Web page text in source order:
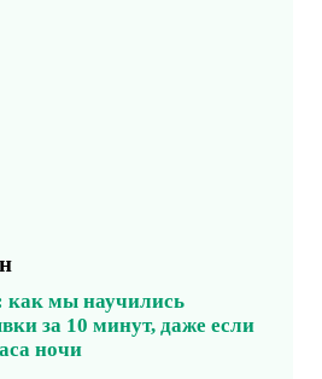
как мы научились
за 10 минут, даже если
ночи